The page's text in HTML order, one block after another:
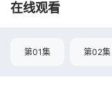
在线观看
第01集 第02集